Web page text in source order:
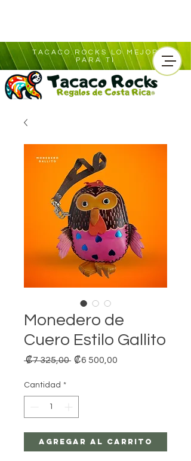
TACACO.ROCKS LO MEJOR
PARA TI
Monedero de
Cuero Estilo Gallito
₡7 325,00 Precio
₡6 500,00
Cantidad *
Agregar al carrito